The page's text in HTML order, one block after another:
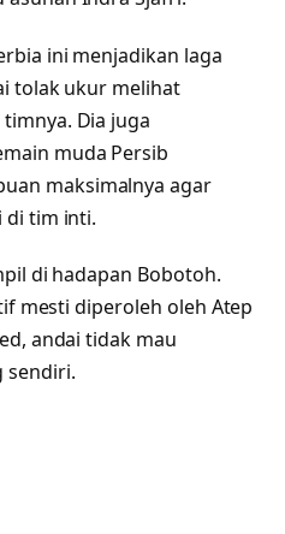
ini menjadikan laga
tolak ukur melihat
Dia juga
muda Persib
maksimalnya agar
di tim inti.
di hadapan Bobotoh.
mesti diperoleh oleh Atep
andai tidak mau
sendiri.